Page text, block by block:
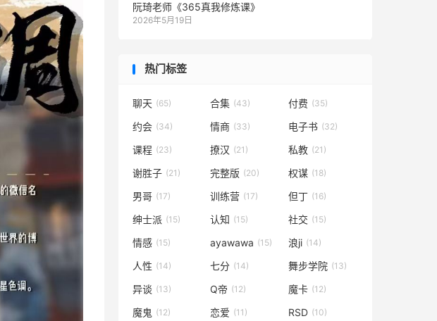
阮琦老师《365真我修炼课》
2026年5月19日
热门标签
聊天 (65) 合集 (43) 付费 (35)
约会 (34) 情商 (33) 电子书 (32)
课程 (23) 撩汉 (21) 私教 (21)
谢胜子 (21) 完整版 (20) 权谋 (18)
男哥 (17) 训练营 (17) 但丁 (16)
绅士派 (15) 认知 (15) 社交 (15)
情感 (15) ayawawa (15) 浪ji (14)
人性 (14) 七分 (14) 舞步学院 (13)
异谈 (13) Q帝 (12) 魔卡 (12)
魔鬼 (12) 恋爱 (11) RSD (10)